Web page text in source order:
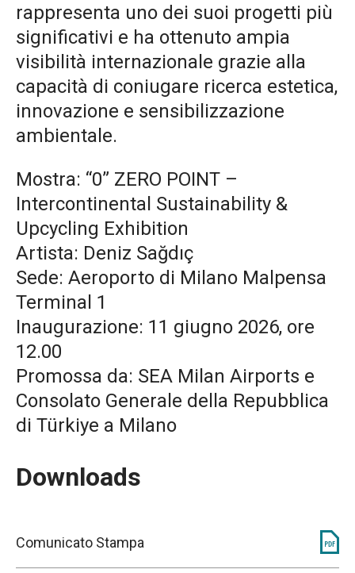
rappresenta uno dei suoi progetti più
significativi e ha ottenuto ampia
visibilità internazionale grazie alla
capacità di coniugare ricerca estetica,
innovazione e sensibilizzazione
ambientale.
Mostra: “0” ZERO POINT –
Intercontinental Sustainability &
Upcycling Exhibition
Artista: Deniz Sağdıç
Sede: Aeroporto di Milano Malpensa
Terminal 1
Inaugurazione: 11 giugno 2026, ore
12.00
Promossa da: SEA Milan Airports e
Consolato Generale della Repubblica
di Türkiye a Milano
Downloads
Comunicato Stampa